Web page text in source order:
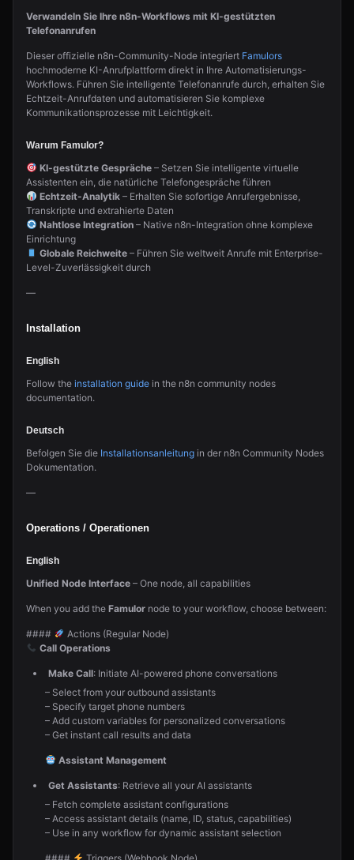
Verwandeln Sie Ihre n8n-Workflows mit KI-gestützten
Telefonanrufen
Dieser offizielle n8n-Community-Node integriert Famulors
hochmoderne KI-Anrufplattform direkt in Ihre Automatisierungs-
Workflows. Führen Sie intelligente Telefonanrufe durch, erhalten Sie
Echtzeit-Anrufdaten und automatisieren Sie komplexe
Kommunikationsprozesse mit Leichtigkeit.
Warum Famulor?
KI-gestützte Gespräche– Setzen Sie intelligente virtuelle
Assistenten ein, die natürliche Telefongespräche führen
Echtzeit-Analytik– Erhalten Sie sofortige Anrufergebnisse,
Transkripte und extrahierte Daten
Nahtlose Integration– Native n8n-Integration ohne komplexe
Einrichtung
Globale Reichweite– Führen Sie weltweit Anrufe mit Enterprise-
Level-Zuverlässigkeit durch
—
Installation
English
Follow the installation guide in the n8n community nodes
documentation.
Deutsch
Befolgen Sie die Installationsanleitung in der n8n Community Nodes
Dokumentation.
—
Operations / Operationen
English
Unified Node Interface – One node, all capabilities
When you add the Famulor node to your workflow, choose between:
####
Actions (Regular Node)
Call Operations
Make Call: Initiate AI-powered phone conversations
– Select from your outbound assistants
– Specify target phone numbers
– Add custom variables for personalized conversations
– Get instant call results and data
Assistant Management
Get Assistants: Retrieve all your AI assistants
– Fetch complete assistant configurations
– Access assistant details (name, ID, status, capabilities)
– Use in any workflow for dynamic assistant selection